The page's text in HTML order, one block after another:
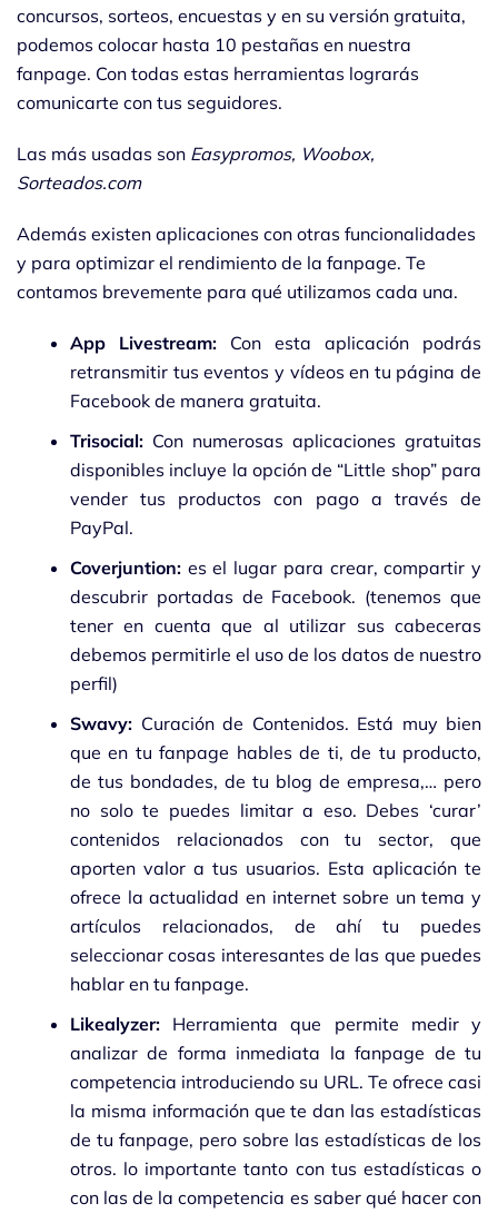
concursos, sorteos, encuestas y en su versión gratuita,
podemos colocar hasta 10 pestañas en nuestra
fanpage. Con todas estas herramientas lograrás
comunicarte con tus seguidores.
Las más usadas son Easypromos, Woobox,
Sorteados.com
Además existen aplicaciones con otras funcionalidades
y para optimizar el rendimiento de la fanpage. Te
contamos brevemente para qué utilizamos cada una.
App Livestream: Con esta aplicación podrás
retransmitir tus eventos y vídeos en tu página de
Facebook de manera gratuita.
Trisocial: Con numerosas aplicaciones gratuitas
disponibles incluye la opción de “Little shop” para
vender tus productos con pago a través de
PayPal.
Coverjuntion: es el lugar para crear, compartir y
descubrir portadas de Facebook. (tenemos que
tener en cuenta que al utilizar sus cabeceras
debemos permitirle el uso de los datos de nuestro
perfil)
Swavy: Curación de Contenidos. Está muy bien
que en tu fanpage hables de ti, de tu producto,
de tus bondades, de tu blog de empresa,… pero
no solo te puedes limitar a eso. Debes ‘curar’
contenidos relacionados con tu sector, que
aporten valor a tus usuarios. Esta aplicación te
ofrece la actualidad en internet sobre un tema y
artículos relacionados, de ahí tu puedes
seleccionar cosas interesantes de las que puedes
hablar en tu fanpage.
Likealyzer: Herramienta que permite medir y
analizar de forma inmediata la fanpage de tu
competencia introduciendo su URL. Te ofrece casi
la misma información que te dan las estadísticas
de tu fanpage, pero sobre las estadísticas de los
otros. lo importante tanto con tus estadísticas o
con las de la competencia es saber qué hacer con